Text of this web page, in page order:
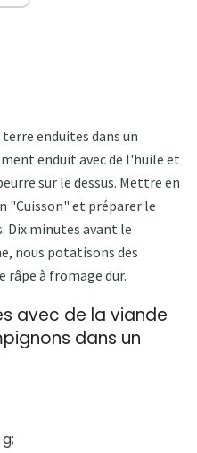
enduites dans un
enduit avec de l'huile et
sur le dessus. Mettre en
"Cuisson" et préparer le
Dix minutes avant le
nous potatisons des
râpe à fromage dur.
avec de la viande
dans un